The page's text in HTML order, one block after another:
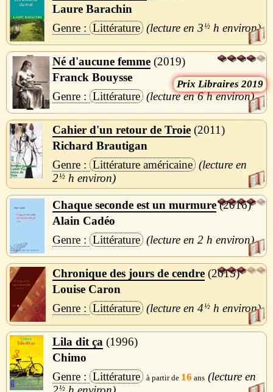
Laure Barachin
Littérature
3½ h
Né d'aucune femme 2019
Libraires 2019
Franck Bouysse
Littérature
6 h
Cahier d'un retour de Troie 2011
Richard Brautigan
Littérature américaine
2½ h
Chaque seconde est un murmure 2016
Alain Cadéo
Littérature
2 h
Chronique des jours de cendre 2015
Louise Caron
Littérature
4½ h
Lila dit ça
1996
Chimo
Littérature
16
½